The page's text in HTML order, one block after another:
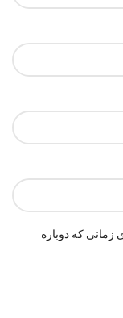
زمانی که دوباره